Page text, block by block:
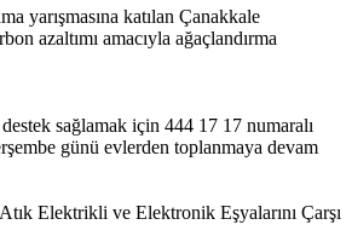
yarışmasına katılan Çanakkale
azaltımı amacıyla ağaçlandırma
sağlamak için 444 17 17 numaralı
günü evlerden toplanmaya devam
Elektrikli ve Elektronik Eşyalarını Çarşı